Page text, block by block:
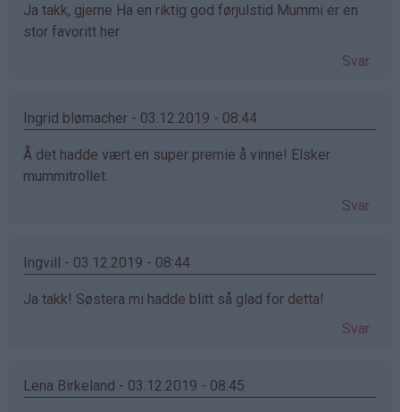
Ja takk, gjerne Ha en riktig god førjulstid Mummi er en
stor favoritt her
Svar
Ingrid blømacher - 03.12.2019 - 08:44
Å det hadde vært en super premie å vinne! Elsker
mummitrollet.
Svar
Ingvill - 03.12.2019 - 08:44
Ja takk! Søstera mi hadde blitt så glad for detta!
Svar
Lena Birkeland - 03.12.2019 - 08:45